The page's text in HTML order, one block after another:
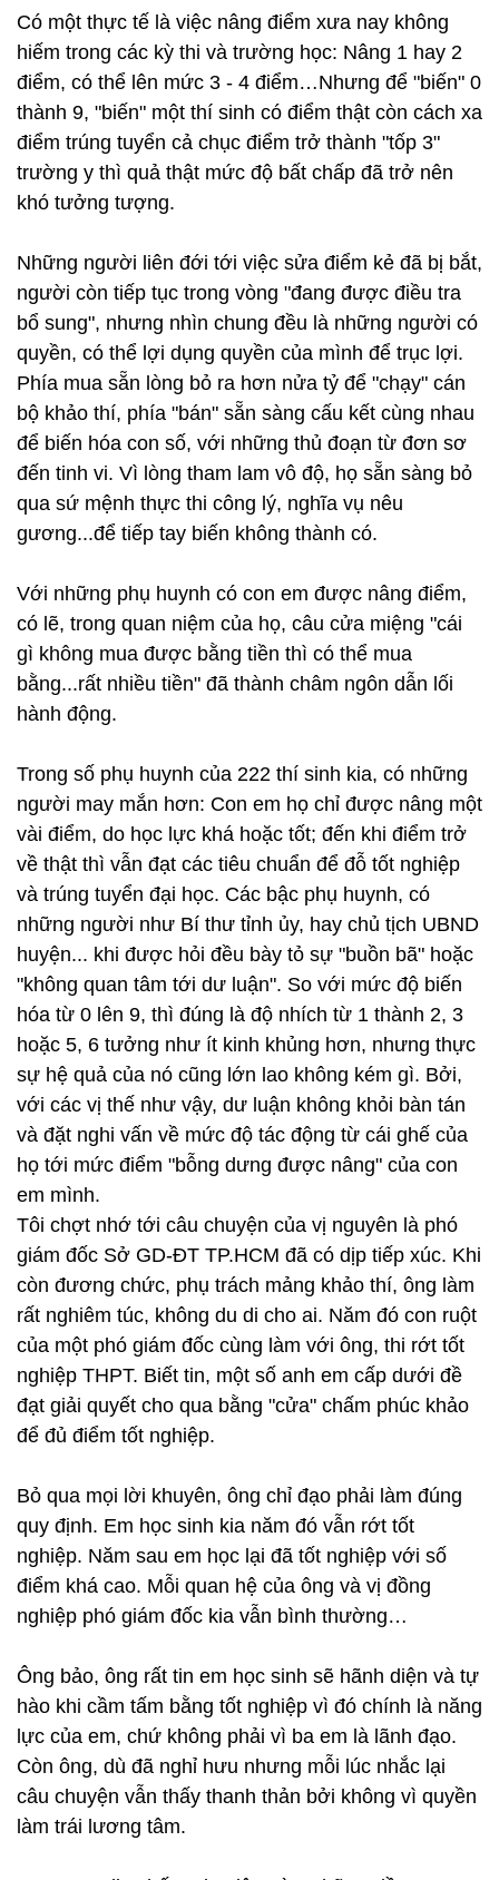
Có một thực tế là việc nâng điểm xưa nay không
hiếm trong các kỳ thi và trường học: Nâng 1 hay 2
điểm, có thể lên mức 3 - 4 điểm…Nhưng để "biến" 0
thành 9, "biến" một thí sinh có điểm thật còn cách xa
điểm trúng tuyển cả chục điểm trở thành "tốp 3"
trường y thì quả thật mức độ bất chấp đã trở nên
khó tưởng tượng.
Những người liên đới tới việc sửa điểm kẻ đã bị bắt,
người còn tiếp tục trong vòng "đang được điều tra
bổ sung", nhưng nhìn chung đều là những người có
quyền, có thể lợi dụng quyền của mình để trục lợi.
Phía mua sẵn lòng bỏ ra hơn nửa tỷ để "chạy" cán
bộ khảo thí, phía "bán" sẵn sàng cấu kết cùng nhau
để biến hóa con số, với những thủ đoạn từ đơn sơ
đến tinh vi. Vì lòng tham lam vô độ, họ sẵn sàng bỏ
qua sứ mệnh thực thi công lý, nghĩa vụ nêu
gương...để tiếp tay biến không thành có.
Với những phụ huynh có con em được nâng điểm,
có lẽ, trong quan niệm của họ, câu cửa miệng "cái
gì không mua được bằng tiền thì có thể mua
bằng...rất nhiều tiền" đã thành châm ngôn dẫn lối
hành động.
Trong số phụ huynh của 222 thí sinh kia, có những
người may mắn hơn: Con em họ chỉ được nâng một
vài điểm, do học lực khá hoặc tốt; đến khi điểm trở
về thật thì vẫn đạt các tiêu chuẩn để đỗ tốt nghiệp
và trúng tuyển đại học. Các bậc phụ huynh, có
những người như Bí thư tỉnh ủy, hay chủ tịch UBND
huyện... khi được hỏi đều bày tỏ sự "buồn bã" hoặc
"không quan tâm tới dư luận". So với mức độ biến
hóa từ 0 lên 9, thì đúng là độ nhích từ 1 thành 2, 3
hoặc 5, 6 tưởng như ít kinh khủng hơn, nhưng thực
sự hệ quả của nó cũng lớn lao không kém gì. Bởi,
với các vị thế như vậy, dư luận không khỏi bàn tán
và đặt nghi vấn về mức độ tác động từ cái ghế của
họ tới mức điểm "bỗng dưng được nâng" của con
em mình.
Tôi chợt nhớ tới câu chuyện của vị nguyên là phó
giám đốc Sở GD-ĐT TP.HCM đã có dịp tiếp xúc. Khi
còn đương chức, phụ trách mảng khảo thí, ông làm
rất nghiêm túc, không du di cho ai. Năm đó con ruột
của một phó giám đốc cùng làm với ông, thi rớt tốt
nghiệp THPT. Biết tin, một số anh em cấp dưới đề
đạt giải quyết cho qua bằng "cửa" chấm phúc khảo
để đủ điểm tốt nghiệp.
Bỏ qua mọi lời khuyên, ông chỉ đạo phải làm đúng
quy định. Em học sinh kia năm đó vẫn rớt tốt
nghiệp. Năm sau em học lại đã tốt nghiệp với số
điểm khá cao. Mỗi quan hệ của ông và vị đồng
nghiệp phó giám đốc kia vẫn bình thường…
Ông bảo, ông rất tin em học sinh sẽ hãnh diện và tự
hào khi cầm tấm bằng tốt nghiệp vì đó chính là năng
lực của em, chứ không phải vì ba em là lãnh đạo.
Còn ông, dù đã nghỉ hưu nhưng mỗi lúc nhắc lại
câu chuyện vẫn thấy thanh thản bởi không vì quyền
làm trái lương tâm.